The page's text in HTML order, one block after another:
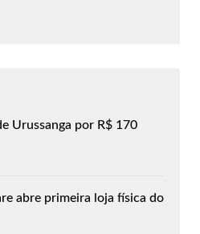
Urussanga por R$ 170
abre primeira loja física do